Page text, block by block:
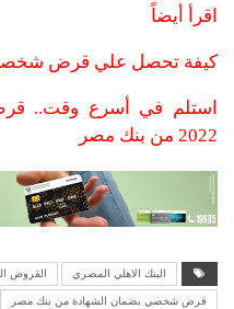
اقرأ أيضاً
كيفة تحصل علي قرض
استلم في أسرع وقت..
2022 من بنك مصر
البنك الاهلي المصري القروض
قرض شخصي بضمان الشهادة من بنك مصر